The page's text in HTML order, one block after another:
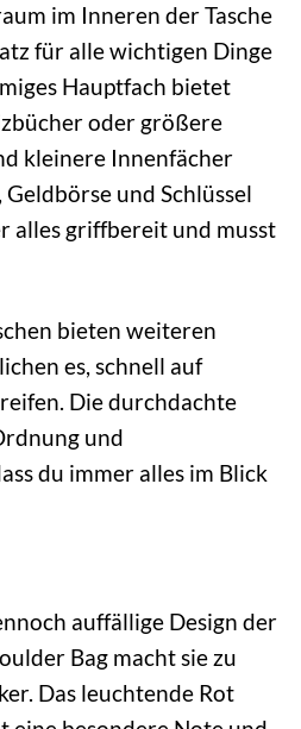
im Inneren der Tasche
für alle wichtigen Dinge
Hauptfach bietet
oder größere
kleinere Innenfächer
und Schlüssel
alles griffbereit und musst
bieten weiteren
es, schnell auf
Die durchdachte
und
du immer alles im Blick
auffällige Design der
Bag macht sie zu
Das leuchtende Rot